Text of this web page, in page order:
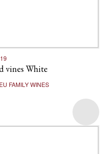
vines White
FAMILY WINES